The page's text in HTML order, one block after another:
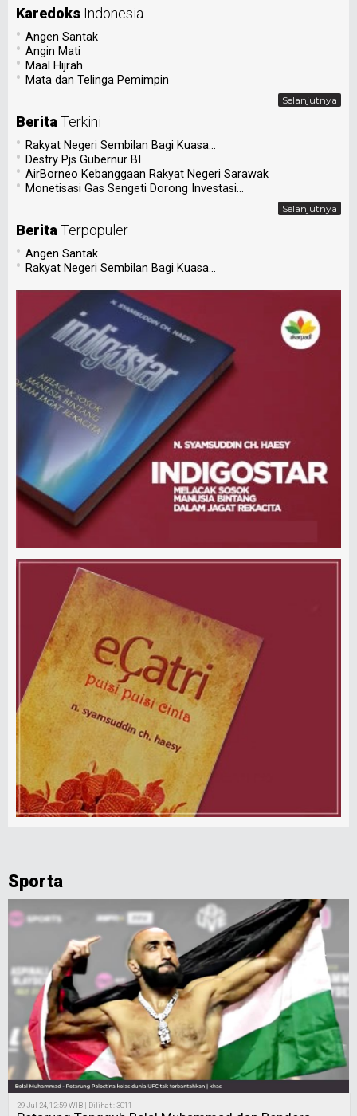
Karedoks Indonesia
• Angen Santak
• Angin Mati
• Maal Hijrah
• Mata dan Telinga Pemimpin
Selanjutnya
BeritaTerkini
• Rakyat Negeri Sembilan Bagi Kuasa...
• Destry Pjs Gubernur BI
• AirBorneo Kebanggaan Rakyat Negeri Sarawak
• Monetisasi Gas Sengeti Dorong Investasi...
Selanjutnya
BeritaTerpopuler
• Angen Santak
• Rakyat Negeri Sembilan Bagi Kuasa...
Sporta
29 Jul 24, 12:59 WIB | Dilihat : 3011